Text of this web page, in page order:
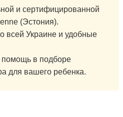
и сертифицированной
(Эстония).
всей Украине и удобные
в подборе
для вашего ребенка.